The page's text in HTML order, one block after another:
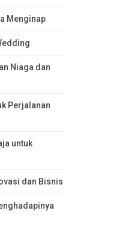
Menginap
Niaga dan
Perjalanan
untuk
dan Bisnis